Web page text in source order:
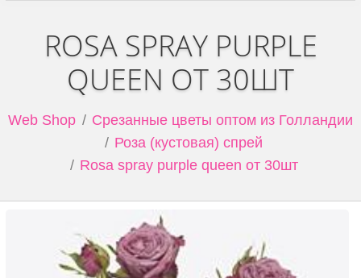
ROSA SPRAY PURPLE
QUEEN ОТ 30ШТ
Web Shop
Срезанные цветы оптом из Голландии
Роза (кустовая) спрей
Rosa spray purple queen от 30шт